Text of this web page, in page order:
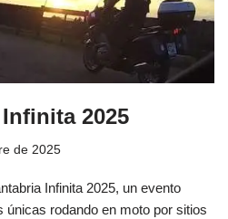
2025
de 2025
Infinita 2025, un evento
rodando en moto por sitios